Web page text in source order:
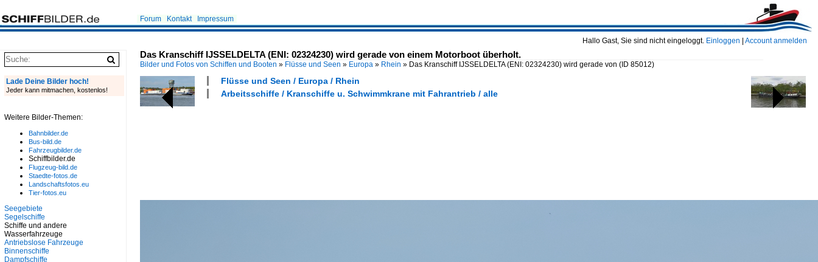
Hallo Gast, Sie sind nicht eingeloggt. Einloggen Account anmelden
Forum Kontakt Impressum
Das Kranschiff IJSSELDELTA (ENI: 02324230) wird gerade von einem Motorboot überholt.
Bilder und Fotos von Schiffen und Booten » Flüsse und Seen » Europa » Rhein » Das Kranschiff IJSSELDELTA (ENI: 02324230) wird gerade von (ID 85012)
Flüsse und Seen / Europa / Rhein
Arbeitsschiffe / Kranschiffe u. Schwimmkrane mit Fahrantrieb / alle
Lade Deine Bilder hoch!
Jeder kann mitmachen, kostenlos!
Weitere Bilder-Themen:
Bahnbilder.de
Bus-bild.de
Fahrzeugbilder.de
Schiffbilder.de
Flugzeug-bild.de
Staedte-fotos.de
Landschaftsfotos.eu
Tier-fotos.eu
Seegebiete
Segelschiffe
Schiffe und andere
Wasserfahrzeuge
Antriebslose Fahrzeuge
Binnenschiffe
Dampfschiffe